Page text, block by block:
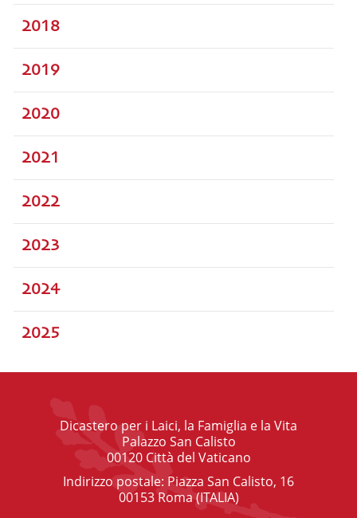
2018
2019
2020
2021
2022
2023
2024
2025
Dicastero per i Laici, la Famiglia e la Vita
Palazzo San Calisto
00120 Città del Vaticano
Indirizzo postale: Piazza San Calisto, 16
00153 Roma (ITALIA)